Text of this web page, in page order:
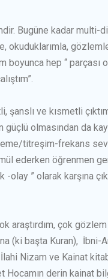
Bugüne kadar multi-
okuduklarımla,
boyunca hep “ parçası
ve kısmetli
olmasından da
titreşim-frekans
ederken öğrenmen
olay ” olarak karşına
çok gözlem
(ki başta Kuran), İbni-
Nizam ve Kainat
derin kainat